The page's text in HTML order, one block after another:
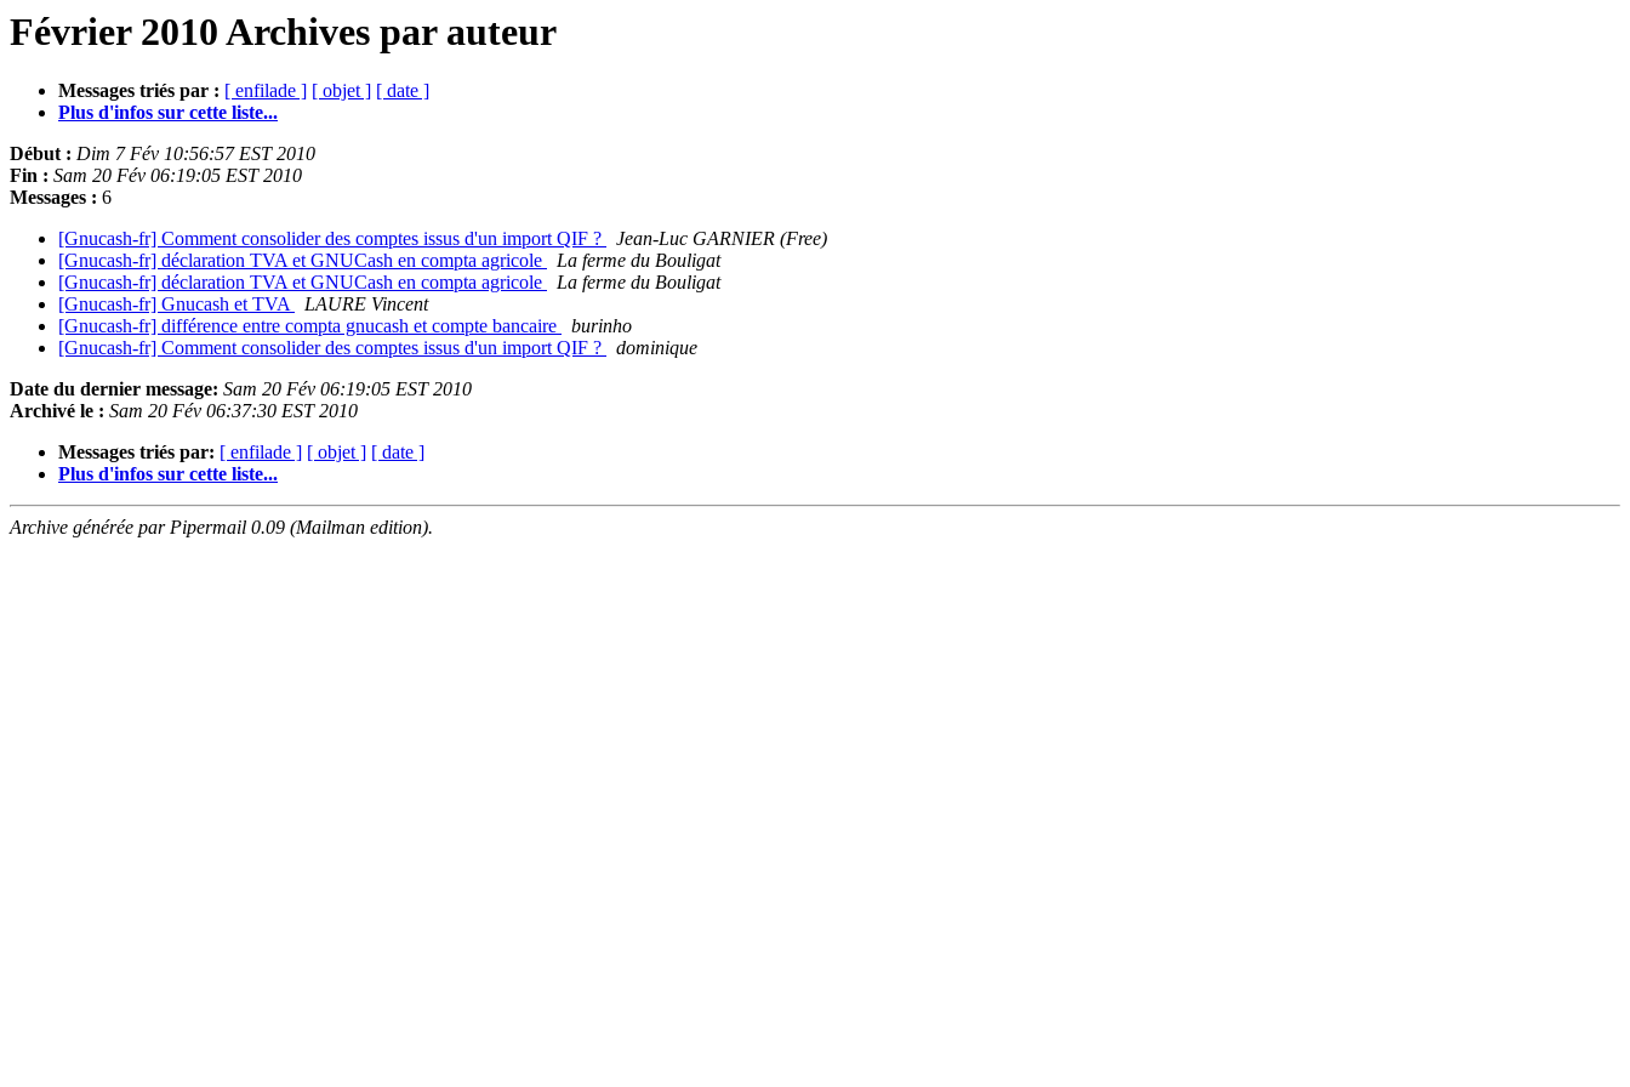
Février 2010 Archives par auteur
Messages triés par : [ enfilade ] [ objet ] [ date ]
Plus d'infos sur cette liste...
Début : Dim 7 Fév 10:56:57 EST 2010
Fin : Sam 20 Fév 06:19:05 EST 2010
Messages : 6
[Gnucash-fr] Comment consolider des comptes issus d'un import QIF ?
Jean-Luc GARNIER (Free)
[Gnucash-fr] déclaration TVA et GNUCash en compta agricole
La ferme du Bouligat
[Gnucash-fr] déclaration TVA et GNUCash en compta agricole
La ferme du Bouligat
[Gnucash-fr] Gnucash et TVA
LAURE Vincent
[Gnucash-fr] différence entre compta gnucash et compte bancaire
burinho
[Gnucash-fr] Comment consolider des comptes issus d'un import QIF ?
dominique
Date du dernier message: Sam 20 Fév 06:19:05 EST 2010
Archivé le : Sam 20 Fév 06:37:30 EST 2010
Messages triés par: [ enfilade ] [ objet ] [ date ]
Plus d'infos sur cette liste...
Archive générée par Pipermail 0.09 (Mailman edition).